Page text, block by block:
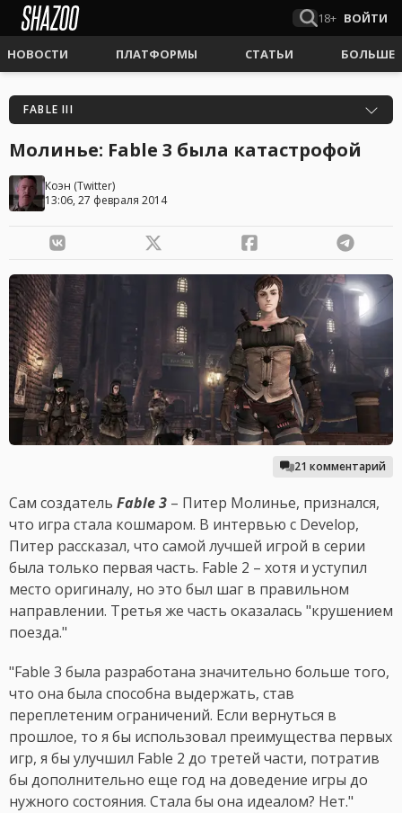
18+ ВОЙТИ
НОВОСТИ ПЛАТФОРМЫ СТАТЬИ БОЛЬШЕ
FABLE III
Молинье: Fable 3 была катастрофой
Коэн (Twitter)
13:06, 27 февраля 2014
21 комментарий
Сам создатель Fable 3 – Питер Молинье, признался,
что игра стала кошмаром. В интервью с Develop,
Питер рассказал, что самой лучшей игрой в серии
была только первая часть. Fable 2 – хотя и уступил
место оригиналу, но это был шаг в правильном
направлении. Третья же часть оказалась "крушением
поезда."
"Fable 3 была разработана значительно больше того,
что она была способна выдержать, став
переплетеним ограничений. Если вернуться в
прошлое, то я бы использовал преимущества первых
игр, я бы улучшил Fable 2 до третей части, потратив
бы дополнительно еще год на доведение игры до
нужного состояния. Стала бы она идеалом? Нет."